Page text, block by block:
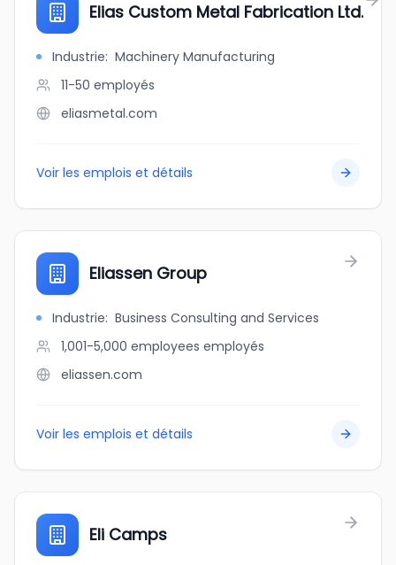
Elias Custom Metal Fabrication Ltd.
Industrie: Machinery Manufacturing
11-50 employés
eliasmetal.com
Voir les emplois et détails
Eliassen Group
Industrie: Business Consulting and Services
1,001-5,000 employees employés
eliassen.com
Voir les emplois et détails
Eli Camps